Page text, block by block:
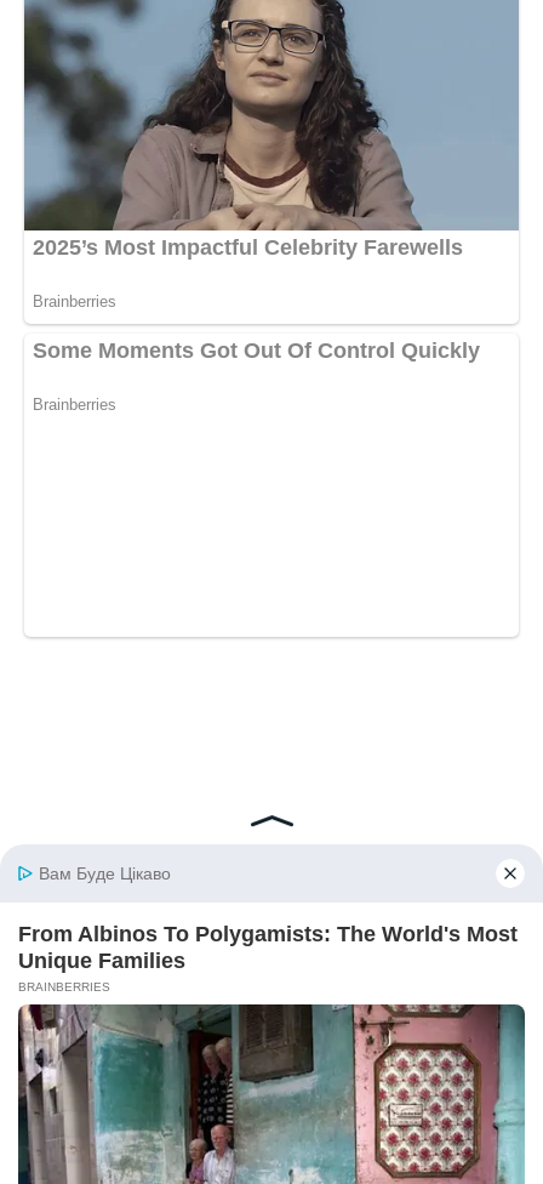
— Конкретно — ми шукаємо окреме житло. Навіть
маленьке. Навіть неідеальне. Але своє.
— У нас нема на це грошей.
— Є, якщо ти нарешті перестанеш брати замовлення як
— Тепер я ще й невдаха?
— Ні. Але ти звик, що вдома тебе підстрахують. Мама,
— А тобі було зручно прийти в наш дім і грітися в нашій
родині, коли тобі було самотньо!
Я замовкла.